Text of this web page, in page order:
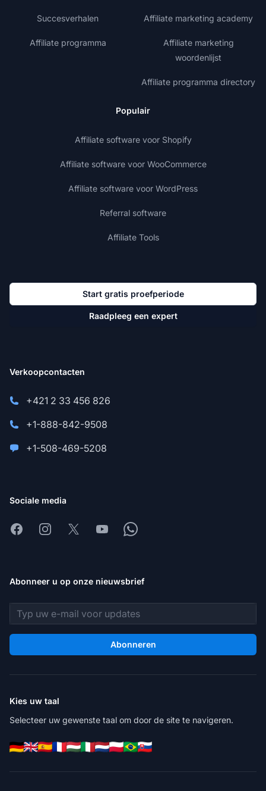
Succesverhalen
Affiliate programma
Affiliate marketing academy
Affiliate marketing
woordenlijst
Affiliate programma directory
Populair
Affiliate software voor Shopify
Affiliate software voor WooCommerce
Affiliate software voor WordPress
Referral software
Affiliate Tools
Start gratis proefperiode
Raadpleeg een expert
Verkoopcontacten
+421 2 33 456 826
+1-888-842-9508
+1-508-469-5208
Sociale media
FacebookInstagram
X YoutubeWhatsapp
Abonneer u op onze nieuwsbrief
E-mailadres
Abonneren
Kies uw taal
Selecteer uw gewenste taal om door de site te navigeren.